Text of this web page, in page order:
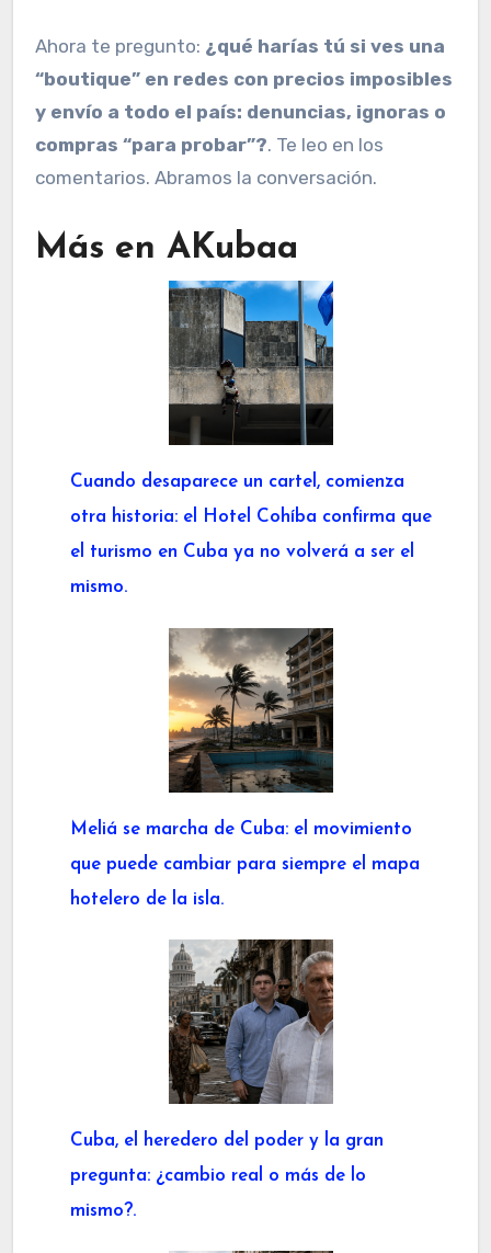
Ahora te pregunto: ¿qué harías tú si ves una
“boutique” en redes con precios imposibles
y envío a todo el país: denuncias, ignoras o
compras “para probar”?. Te leo en los
comentarios. Abramos la conversación.
Más en AKubaa
Cuando desaparece un cartel, comienza
otra historia: el Hotel Cohíba confirma que
el turismo en Cuba ya no volverá a ser el
mismo.
Meliá se marcha de Cuba: el movimiento
que puede cambiar para siempre el mapa
hotelero de la isla.
Cuba, el heredero del poder y la gran
pregunta: ¿cambio real o más de lo
mismo?.